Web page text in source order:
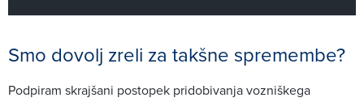
Smo dovolj zreli za takšne spremembe?
Podpiram skrajšani postopek pridobivanja vozniškega